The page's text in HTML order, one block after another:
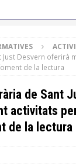
Just Desvern oferirà
de la lectura
de Sant
activitats
de la lectura